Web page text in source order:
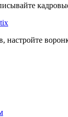
настройте